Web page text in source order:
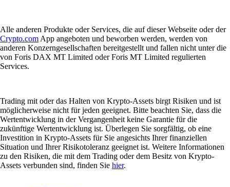
Alle anderen Produkte oder Services, die auf dieser Webseite oder der
Crypto.comApp angeboten und beworben werden, werden von
anderen Konzerngesellschaften bereitgestellt und fallen nicht unter die
von Foris DAX MT Limited oder Foris MT Limited regulierten
Services.
Trading mit oder das Halten von Krypto-Assets birgt Risiken und ist
möglicherweise nicht für jeden geeignet. Bitte beachten Sie, dass die
Wertentwicklung in der Vergangenheit keine Garantie für die
zukünftige Wertentwicklung ist. Überlegen Sie sorgfältig, ob eine
Investition in Krypto-Assets für Sie angesichts Ihrer finanziellen
Situation und Ihrer Risikotoleranz geeignet ist. Weitere Informationen
zu den Risiken, die mit dem Trading oder dem Besitz von Krypto-
Assets verbunden sind, finden Sie hier.